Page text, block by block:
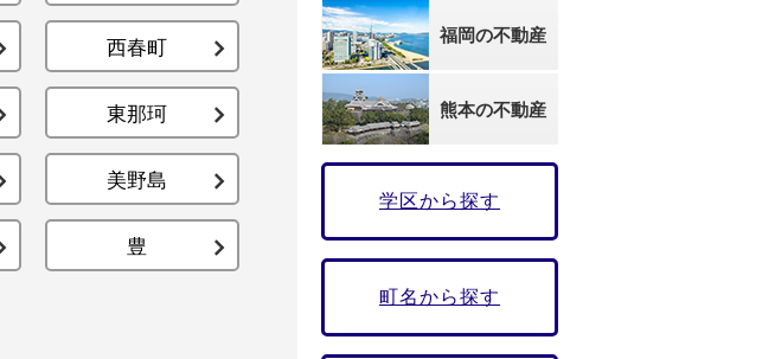
西春町
東那珂
美野島
豊
福岡の不動産
熊本の不動産
学区から探す
町名から探す